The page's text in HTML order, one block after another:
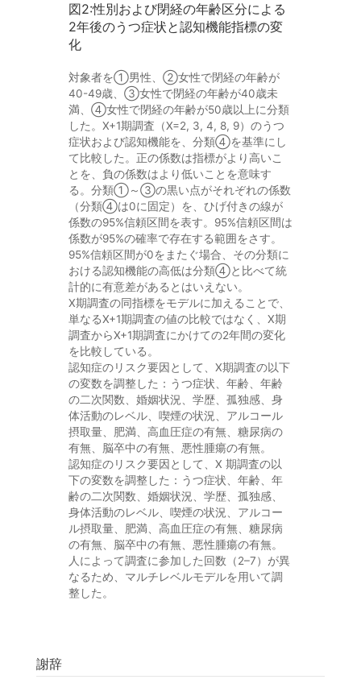
図2:性別および閉経の年齢区分による
2年後のうつ症状と認知機能指標の変
化
対象者を①男性、②女性で閉経の年齢が
40-49歳、③女性で閉経の年齢が40歳未
満、④女性で閉経の年齢が50歳以上に分類
した。X+1期調査（X=2, 3, 4, 8, 9）のうつ
症状および認知機能を、分類④を基準にし
て比較した。正の係数は指標がより高いこ
とを、負の係数はより低いことを意味す
る。分類①～③の黒い点がそれぞれの係数
（分類④は0に固定）を、ひげ付きの線が
係数の95%信頼区間を表す。95%信頼区間は
係数が95%の確率で存在する範囲をさす。
95%信頼区間が0をまたぐ場合、その分類に
おける認知機能の高低は分類④と比べて統
計的に有意差があるとはいえない。
X期調査の同指標をモデルに加えることで、
単なるX+1期調査の値の比較ではなく、X期
調査からX+1期調査にかけての2年間の変化
を比較している。
認知症のリスク要因として、X期調査の以下
の変数を調整した：うつ症状、年齢、年齢
の二次関数、婚姻状況、学歴、孤独感、身
体活動のレベル、喫煙の状況、アルコール
摂取量、肥満、高血圧症の有無、糖尿病の
有無、脳卒中の有無、悪性腫瘍の有無。
認知症のリスク要因として、X 期調査の以
下の変数を調整した：うつ症状、年齢、年
齢の二次関数、婚姻状況、学歴、孤独感、
身体活動のレベル、喫煙の状況、アルコー
ル摂取量、肥満、高血圧症の有無、糖尿病
の有無、脳卒中の有無、悪性腫瘍の有無。
人によって調査に参加した回数（2–7）が異
なるため、マルチレベルモデルを用いて調
整した。
謝辞